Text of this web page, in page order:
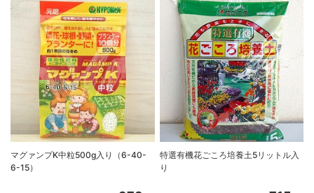
マグァンプK中粒500g入り（6-40-
6-15）
特選有機花ごころ培養土5リットル入
り